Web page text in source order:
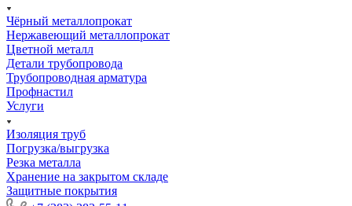
Чёрный металлопрокат
Нержавеющий металлопрокат
Цветной металл
Детали трубопровода
Трубопроводная арматура
Профнастил
Услуги
Изоляция труб
Погрузка/выгрузка
Резка металла
Хранение на закрытом складе
Защитные покрытия